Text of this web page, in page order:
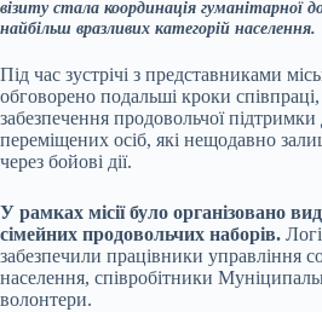
візиту стала координація гуманітарної
найбільш вразливих категорій населення.
Під час зустрічі з представниками
обговорено подальші кроки
забезпечення продовольчої
переміщених осіб, які нещодавно
через бойові дії.
У рамках місії було організовано
сімейних продовольчих наборів.
забезпечили працівники управління
населення, співробітники
волонтери.